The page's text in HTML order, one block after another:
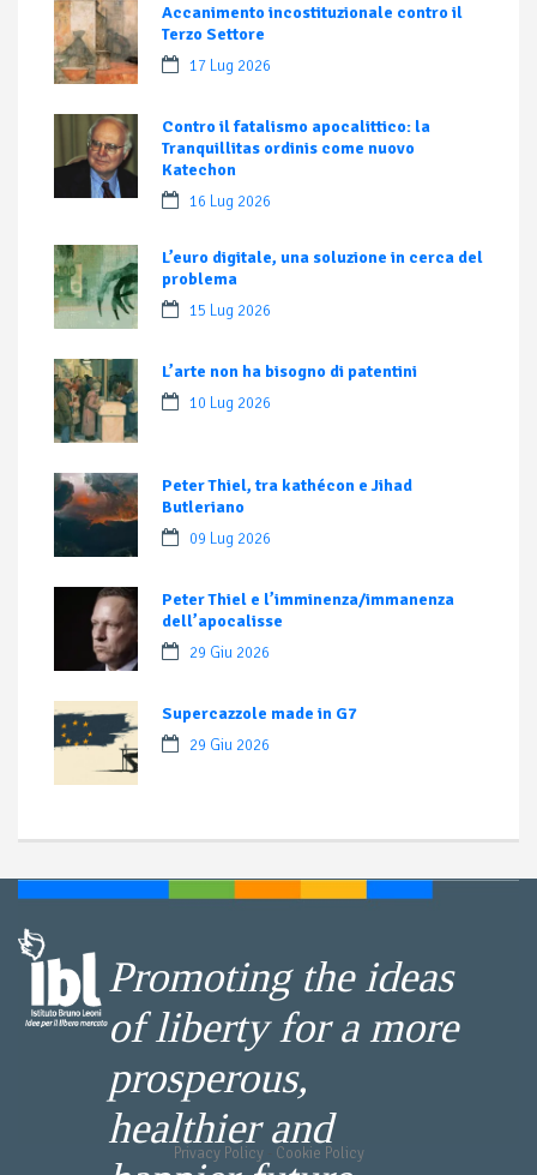
Accanimento incostituzionale contro il
Terzo Settore
17 Lug 2026
Contro il fatalismo apocalittico: la
Tranquillitas ordinis come nuovo
Katechon
16 Lug 2026
L’euro digitale, una soluzione in cerca del
problema
15 Lug 2026
L’arte non ha bisogno di patentini
10 Lug 2026
Peter Thiel, tra kathécon e Jihad
Butleriano
09 Lug 2026
Peter Thiel e l’imminenza/immanenza
dell’apocalisse
29 Giu 2026
Supercazzole made in G7
29 Giu 2026
Promoting the ideas
of liberty for a more
prosperous,
healthier and
Privacy Policy- Cookie Policy